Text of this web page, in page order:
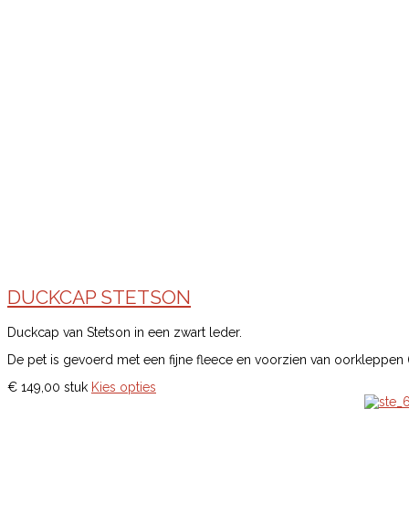
DUCKCAP STETSON
Duckcap van Stetson in een zwart leder.
De pet is gevoerd met een fijne fleece en voorzien van oorkleppen
€ 149,00 stuk Kies opties